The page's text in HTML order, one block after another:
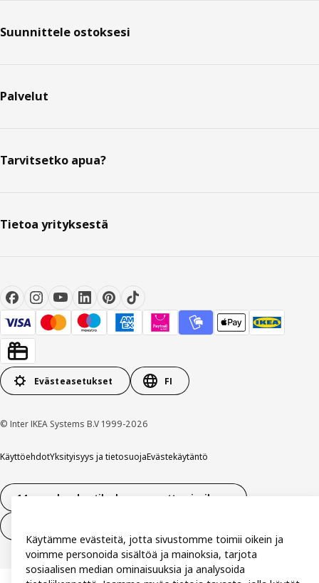
Suunnittele ostoksesi
Palvelut
Tarvitsetko apua?
Tietoa yrityksestä
Evästeasetukset FI
© Inter IKEA Systems B.V 1999-2026
KäyttöehdotYksityisyys ja tietosuojaEvästekäytäntö
14 vuorokauden tilauksen peruuttamisoikeus
Käytämme evästeitä, jotta sivustomme toimii oikein ja
voimme personoida sisältöä ja mainoksia, tarjota
sosiaalisen median ominaisuuksia ja analysoida